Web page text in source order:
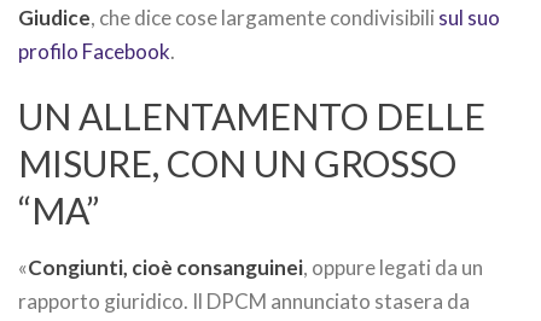
Giudice, che dice cose largamente condivisibili sul suo
profilo Facebook.
UN ALLENTAMENTO DELLE
MISURE, CON UN GROSSO
“MA”
«Congiunti, cioè consanguinei, oppure legati da un
rapporto giuridico. Il DPCM annunciato stasera da